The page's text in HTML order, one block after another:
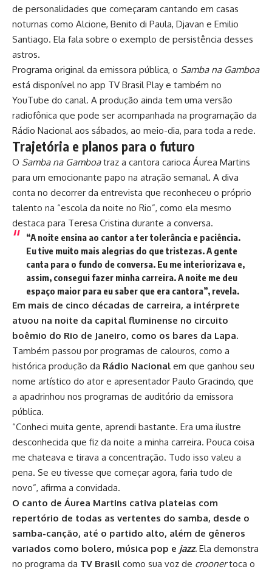
de personalidades que começaram cantando em casas
noturnas como Alcione, Benito di Paula, Djavan e Emilio
Santiago. Ela fala sobre o exemplo de persistência desses
astros.
Programa original da emissora pública, o Samba na Gamboa
está disponível no app TV Brasil Play e também no
YouTube do canal. A produção ainda tem uma versão
radiofônica que pode ser acompanhada na programação da
Rádio Nacional aos sábados, ao meio-dia, para toda a rede.
Trajetória e planos para o futuro
O Samba na Gamboatraz a cantora carioca Áurea Martins
para um emocionante papo na atração semanal. A diva
conta no decorrer da entrevista que reconheceu o próprio
talento na “escola da noite no Rio”, como ela mesmo
destaca para Teresa Cristina durante a conversa.
“A noite ensina ao cantor a ter tolerância e paciência.
Eu tive muito mais alegrias do que tristezas. A gente
canta para o fundo de conversa. Eu me interiorizava e,
assim, consegui fazer minha carreira. A noite me deu
espaço maior para eu saber que era cantora”, revela.
Em mais de cinco décadas de carreira, a intérprete
atuou na noite da capital fluminense no circuito
boêmio do Rio de Janeiro, como os bares da Lapa.
Também passou por programas de calouros, como a
histórica produção da Rádio Nacional em que ganhou seu
nome artístico do ator e apresentador Paulo Gracindo, que
a apadrinhou nos programas de auditório da emissora
pública.
“Conheci muita gente, aprendi bastante. Era uma ilustre
desconhecida que fiz da noite a minha carreira. Pouca coisa
me chateava e tirava a concentração. Tudo isso valeu a
pena. Se eu tivesse que começar agora, faria tudo de
novo”, afirma a convidada.
O canto de Áurea Martins cativa plateias com
repertório de todas as vertentes do samba, desde o
samba-canção, até o partido alto, além de gêneros
variados como bolero, música pop e jazz. Ela demonstra
no programa da TV Brasil como sua voz de croonertoca o